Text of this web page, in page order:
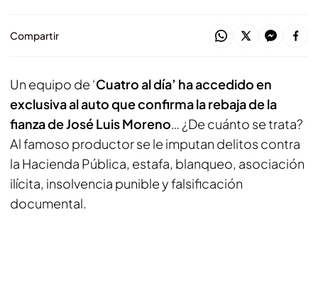
Compartir
Un equipo de ‘Cuatro al día’ ha accedido en
exclusiva al auto que confirma la rebaja de la
fianza de José Luis Moreno… ¿De cuánto se trata?
Al famoso productor se le imputan delitos contra
la Hacienda Pública, estafa, blanqueo, asociación
ilícita, insolvencia punible y falsificación
documental.